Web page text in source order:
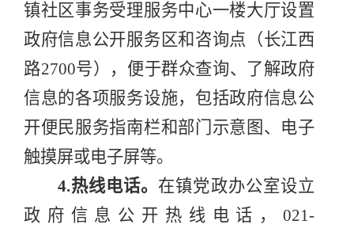
镇社区事务受理服务中心一楼大厅设置
政府信息公开服务区和咨询点（长江西
路2700号），便于群众查询、了解政府
信息的各项服务设施，包括政府信息公
开便民服务指南栏和部门示意图、电子
触摸屏或电子屏等。
4.热线电话。 在镇党政办公室设立
政府信息公开热线电话， 021-